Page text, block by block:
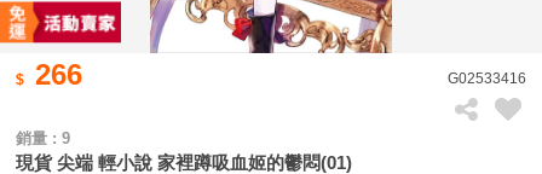
266 G02533416
銷量 : 9
現貨 尖端 輕小說 家裡蹲吸血姬的鬱悶(01)